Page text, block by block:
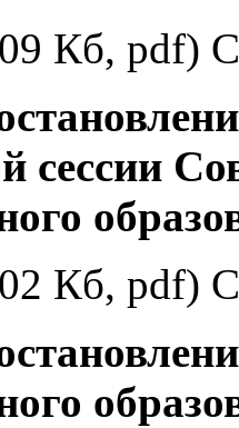
Кб, pdf)
сессии
Кб, pdf)